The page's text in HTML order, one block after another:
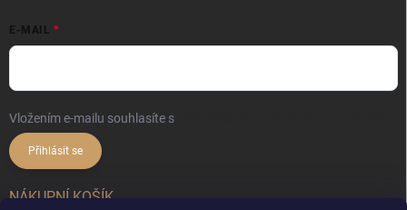
E-MAIL
Vložením e-mailu souhlasíte s
Přihlásit se
NÁKUPNÍ KOŠÍK